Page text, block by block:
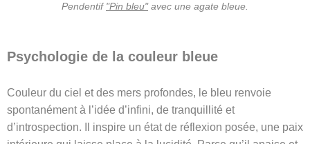
Pendentif "Pin bleu"avec une agate bleue.
Psychologie de la couleur bleue
Couleur du ciel et des mers profondes, le bleu renvoie
spontanément à l’idée d’infini, de tranquillité et
d’introspection. Il inspire un état de réflexion posée, une paix